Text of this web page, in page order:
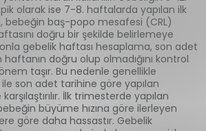
olarak ise 7-8. haftalarda yapılan ilk
bebeğin baş-popo mesafesi (CRL)
doğru bir şekilde belirlemeye
gebelik haftası hesaplama, son adet
doğru olup olmadığını kontrol
taşır. Bu nedenle genellikle
son adet tarihine göre yapılan
İlk trimesterde yapılan
büyüme hızına göre ilerleyen
göre daha hassastır. Gebelik